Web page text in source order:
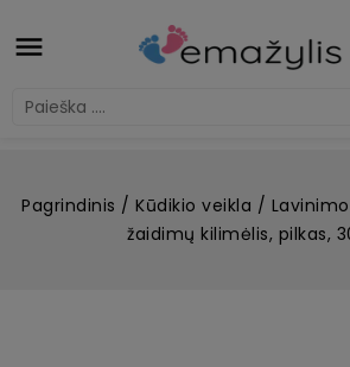

Pagrindinis Kūdikio veikla
žaidimų kilimėlis, pilkas,